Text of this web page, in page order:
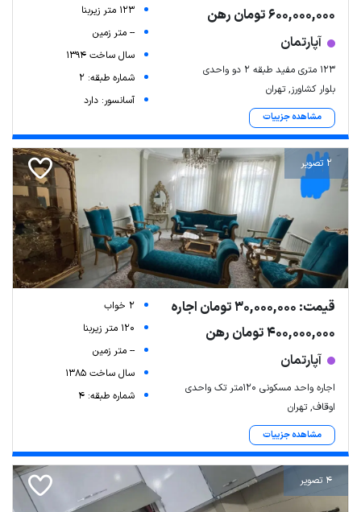
600,000,000 تومان رهن
آپارتمان
123 متری مفید طبقه 2 دو واحدی
بلوار کشاورز, تهران
مشاهده جزییات
123 متر زیربنا
-- متر زمین
سال ساخت 1394
شماره طبقه: 2
آسانسور: دارد
2 تصویر
قیمت: 30,000,000 تومان اجاره
400,000,000 تومان رهن
آپارتمان
اجاره واحد مسکونی ۱۲۰متر تک واحدی
اوقاف, تهران
مشاهده جزییات
2 خواب
120 متر زیربنا
-- متر زمین
سال ساخت 1385
شماره طبقه: 4
4 تصویر